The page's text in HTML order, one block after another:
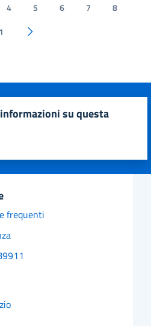
4 5 6 7
8
Pagina successiva
su 5
5
frequenti